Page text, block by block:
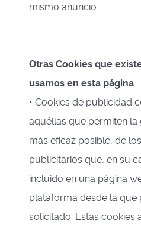
mismo anuncio.
Otras Cookies que
usamos en esta página
• Cookies de publicidad
aquéllas que permiten la
más eficaz posible, de
publicitarios que, en su
incluido en una página
plataforma desde la que
solicitado. Estas cookies